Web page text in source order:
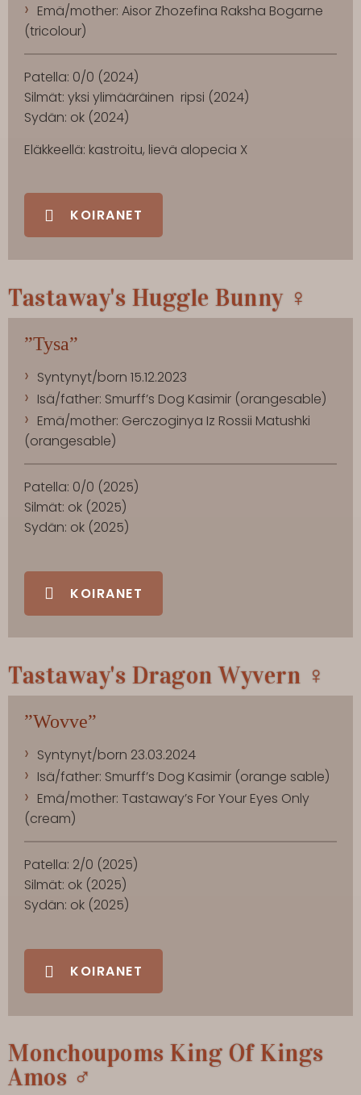
Emä/mother: Aisor Zhozefina Raksha Bogarne
(tricolour)
Patella: 0/0 (2024)
Silmät: yksi ylimääräinen ripsi (2024)
Sydän: ok (2024)
Eläkkeellä: kastroitu, lievä alopecia X
KOIRANET
Tastaway's Huggle Bunny ♀
”Tysa”
Syntynyt/born 15.12.2023
Isä/father: Smurff’s Dog Kasimir (orangesable)
Emä/mother: Gerczoginya Iz Rossii Matushki
(orangesable)
Patella: 0/0 (2025)
Silmät: ok (2025)
Sydän: ok (2025)
KOIRANET
Tastaway's Dragon Wyvern ♀
”Wovve”
Syntynyt/born 23.03.2024
Isä/father: Smurff’s Dog Kasimir (orange sable)
Emä/mother: Tastaway’s For Your Eyes Only
(cream)
Patella: 2/0 (2025)
Silmät: ok (2025)
Sydän: ok (2025)
KOIRANET
Monchoupoms King Of Kings
Amos ♂